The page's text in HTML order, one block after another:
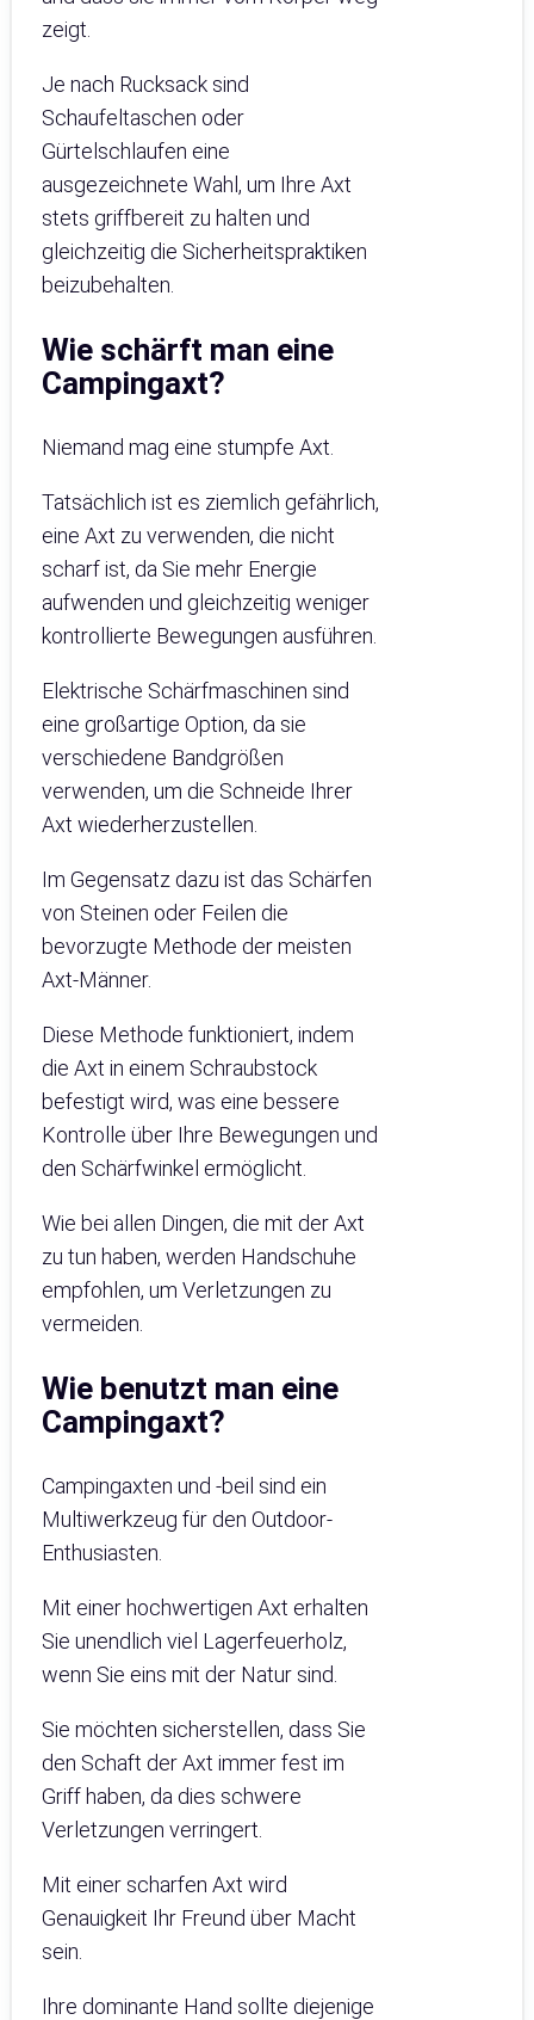
zeigt.
Je nach Rucksack sind
Schaufeltaschen oder
Gürtelschlaufen eine
ausgezeichnete Wahl, um Ihre Axt
stets griffbereit zu halten und
gleichzeitig die Sicherheitspraktiken
beizubehalten.
Wie schärft man eine
Campingaxt?
Niemand mag eine stumpfe Axt.
Tatsächlich ist es ziemlich gefährlich,
eine Axt zu verwenden, die nicht
scharf ist, da Sie mehr Energie
aufwenden und gleichzeitig weniger
kontrollierte Bewegungen ausführen.
Elektrische Schärfmaschinen sind
eine großartige Option, da sie
verschiedene Bandgrößen
verwenden, um die Schneide Ihrer
Axt wiederherzustellen.
Im Gegensatz dazu ist das Schärfen
von Steinen oder Feilen die
bevorzugte Methode der meisten
Axt-Männer.
Diese Methode funktioniert, indem
die Axt in einem Schraubstock
befestigt wird, was eine bessere
Kontrolle über Ihre Bewegungen und
den Schärfwinkel ermöglicht.
Wie bei allen Dingen, die mit der Axt
zu tun haben, werden Handschuhe
empfohlen, um Verletzungen zu
vermeiden.
Wie benutzt man eine
Campingaxt?
Campingaxten und -beil sind ein
Multiwerkzeug für den Outdoor-
Enthusiasten.
Mit einer hochwertigen Axt erhalten
Sie unendlich viel Lagerfeuerholz,
wenn Sie eins mit der Natur sind.
Sie möchten sicherstellen, dass Sie
den Schaft der Axt immer fest im
Griff haben, da dies schwere
Verletzungen verringert.
Mit einer scharfen Axt wird
Genauigkeit Ihr Freund über Macht
sein.
Ihre dominante Hand sollte diejenige